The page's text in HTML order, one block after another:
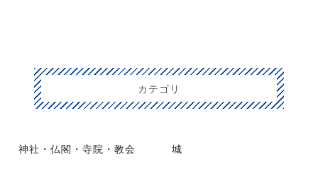
カテゴリ
神社・仏閣・寺院・教会 城